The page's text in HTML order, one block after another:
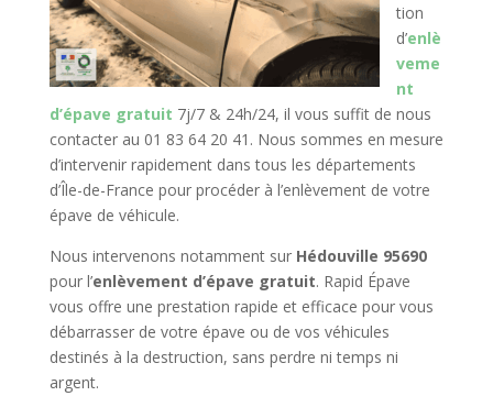
tion
d’enlè
veme
nt
d’épave gratuit 7j/7 & 24h/24, il vous suffit de nous
contacter au 01 83 64 20 41. Nous sommes en mesure
d’intervenir rapidement dans tous les départements
d’Île-de-France pour procéder à l’enlèvement de votre
épave de véhicule.
Nous intervenons notamment sur Hédouville 95690
pour l’enlèvement d’épave gratuit. Rapid Épave
vous offre une prestation rapide et efficace pour vous
débarrasser de votre épave ou de vos véhicules
destinés à la destruction, sans perdre ni temps ni
argent.